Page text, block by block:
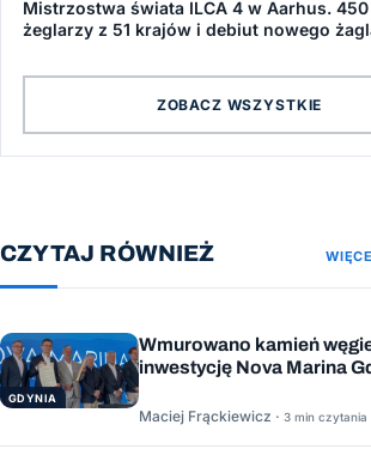
Mistrzostwa świata ILCA 4 w Aarhus. 450
żeglarzy z 51 krajów i debiut nowego
ZOBACZ WSZYSTKIE
CZYTAJ RÓWNIEŻ
GDYNIA
Wmurowano kamień
inwestycję Nova Marina
Maciej Frąckiewicz · 3 min czytania